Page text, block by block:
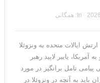
با پهلوی جای نجات
به سومین اقتصاد بزرگ جهان
In:
همگانی
ایالات متحده به ونزوئلا
یاییر لاپید رهبر
تامل برانگیز در مورد
به آنچه در ونزوئلا در